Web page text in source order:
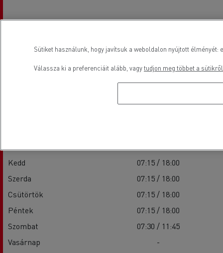
Nyitvatartási idő
Kedd
07:15 / 18:00
Szerda
07:15 / 18:00
Csütörtök
07:15 / 18:00
Péntek
07:15 / 18:00
Szombat
07:30 / 11:45
Vasárnap
-
Sütiket használunk, hogy javítsuk a weboldalon nyújtott
Válassza ki a preferenciáit alább, vagytudjon meg többet a